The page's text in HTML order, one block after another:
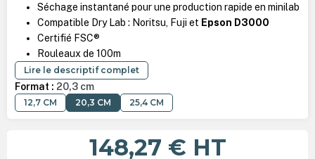
Séchage instantané pour une production rapide en minilab
Compatible Dry Lab : Noritsu, Fuji et Epson D3000
Certifié FSC®
Rouleaux de 100m
Lire le descriptif complet
Format : 20,3 cm
12,7 CM 20,3 CM 25,4 CM
148,27 € HT